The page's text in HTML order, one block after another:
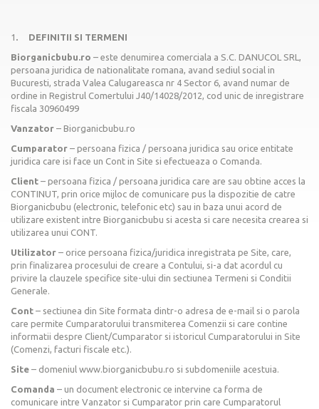
1 . DEFINITII SI TERMENI
Biorganicbubu.ro – este denumirea comerciala a S.C. DANUCOL SRL,
persoana juridica de nationalitate romana, avand sediul social in
Bucuresti, strada Valea Calugareasca nr 4 Sector 6, avand numar de
ordine in Registrul Comertului J40/14028/2012, cod unic de inregistrare
fiscala 30960499
Vanzator – Biorganicbubu.ro
Cumparator – persoana fizica / persoana juridica sau orice entitate
juridica care isi face un Cont in Site si efectueaza o Comanda.
Client – persoana fizica / persoana juridica care are sau obtine acces la
CONTINUT, prin orice mijloc de comunicare pus la dispozitie de catre
Biorganicbubu (electronic, telefonic etc) sau in baza unui acord de
utilizare existent intre Biorganicbubu si acesta si care necesita crearea si
utilizarea unui CONT.
Utilizator – orice persoana fizica/juridica inregistrata pe Site, care,
prin finalizarea procesului de creare a Contului, si-a dat acordul cu
privire la clauzele specifice site-ului din sectiunea Termeni si Conditii
Generale.
Cont – sectiunea din Site formata dintr-o adresa de e-mail si o parola
care permite Cumparatorului transmiterea Comenzii si care contine
informatii despre Client/Cumparator si istoricul Cumparatorului in Site
(Comenzi, facturi fiscale etc.).
Site – domeniul www.biorganicbubu.ro si subdomeniile acestuia.
Comanda – un document electronic ce intervine ca forma de
comunicare intre Vanzator si Cumparator prin care Cumparatorul